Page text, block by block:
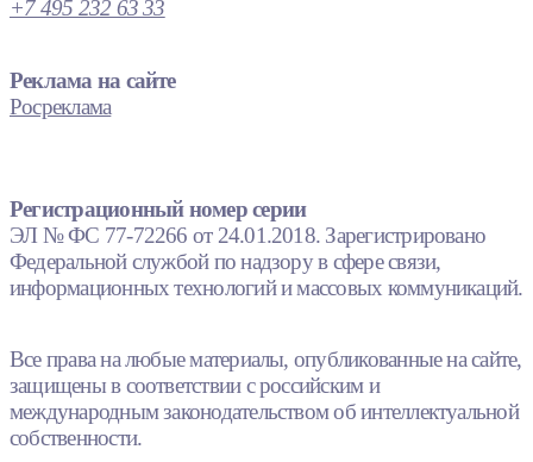
+7 495 232 63 33
Реклама на сайте
Росреклама
Регистрационный номер серии
ЭЛ № ФС 77-72266 от 24.01.2018. Зарегистрировано
Федеральной службой по надзору в сфере связи,
информационных технологий и массовых коммуникаций.
Все права на любые материалы, опубликованные на сайте,
защищены в соответствии с российским и
международным законодательством об интеллектуальной
собственности.